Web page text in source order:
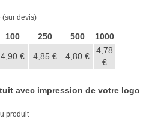
& Verre
(sur devis)
100 250 500
1000
4,90 € 4,85 € 4,80 €
4,78
€
avec impression de votre logo
produit